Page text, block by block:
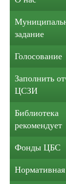
задание
Голосование
Заполнить
ЦСЗИ
Библиотека
рекомендует
Фонды ЦБС
Нормативная